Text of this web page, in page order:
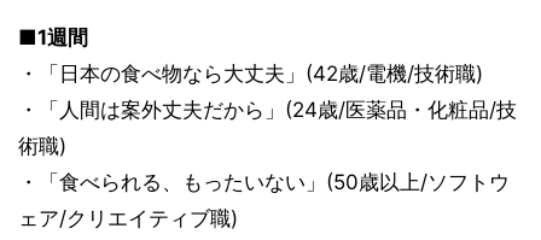
■1週間
・「日本の食べ物なら大丈夫」(42歳/電機/技術職)
・「人間は案外丈夫だから」(24歳/医薬品・化粧品/技
術職)
・「食べられる、もったいない」(50歳以上/ソフトウ
ェア/クリエイティブ職)